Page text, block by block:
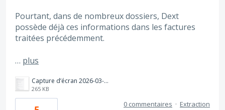
Pourtant, dans de nombreux dossiers, Dext
possède déjà ces informations dans les factures
traitées précédemment.
… plus
Capture d’écran 2026-03-13 à 15.17.38.png
265 KB
0 commentaires · Extraction